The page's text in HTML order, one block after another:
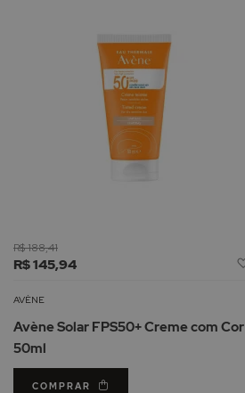
R$ 145,94
R$ 188,41
AVÈNE
Avène Solar FPS50+ Creme com Cor
50ml
COMPRAR